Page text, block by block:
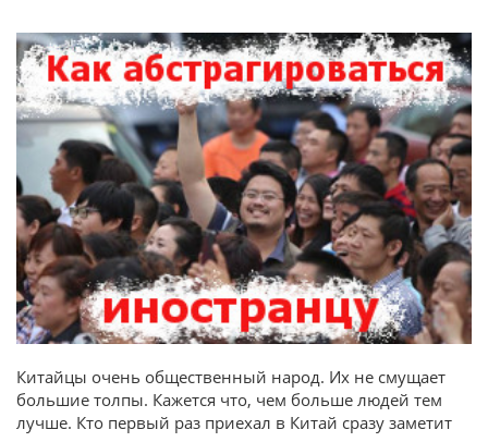
Китайцы очень общественный народ. Их не смущает
большие толпы. Кажется что, чем больше людей тем
лучше. Кто первый раз приехал в Китай сразу заметит